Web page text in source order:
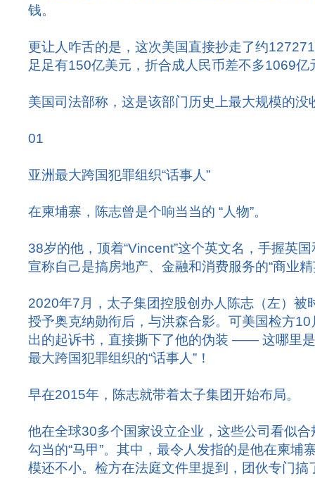
钱。
更让人咋舌的是，这次美国直接抄走了约
足足有150亿美元，折合成人民币差不多1069亿
美国司法部称，这是该部门历史上最大规模的没
01
亚洲最大跨国犯罪组织“话事人”
在柬埔寨，陈志曾是个响当当的 “人物”。
38岁的他，顶着“Vincent”这个英文名，手握英
宣称自己是搞房地产、金融和消费服务的“商业精
2020年7月，太子集团控股创办人陈志（左）被
授予奥克纳勋衔后，与洪森合影。可美国检方
出的起诉书，直接撕下了他的伪装 —— 这哪里
最大跨国犯罪组织的“话事人”！
早在2015年，陈志就带着太子集团开始布局。
他在全球30多个国家设立企业，这些公司看似
勾当的“马甲”。其中，最令人发指的是他在柬埔
模还不小。检方在法庭文件里提到，团伙专门搞